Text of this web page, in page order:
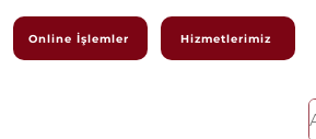
Online İşlemler Hizmetlerimiz